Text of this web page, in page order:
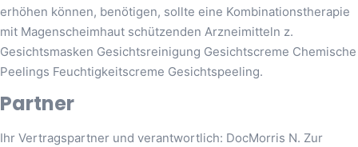
erhöhen können, benötigen, sollte eine Kombinationstherapie
mit Magenscheimhaut schützenden Arzneimitteln z.
Gesichtsmasken Gesichtsreinigung Gesichtscreme Chemische
Peelings Feuchtigkeitscreme Gesichtspeeling.
Partner
Ihr Vertragspartner und verantwortlich: DocMorris N. Zur